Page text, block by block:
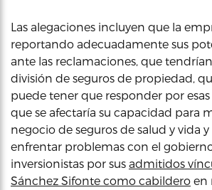
Las alegaciones incluyen que la
reportando adecuadamente sus
ante las reclamaciones, que
división de seguros de propiedad,
puede tener que responder por
que se afectaría su capacidad para
negocio de seguros de salud y vida
enfrentar problemas con el
inversionistas por sus admitidos
Sánchez Sifonte como cabildero en